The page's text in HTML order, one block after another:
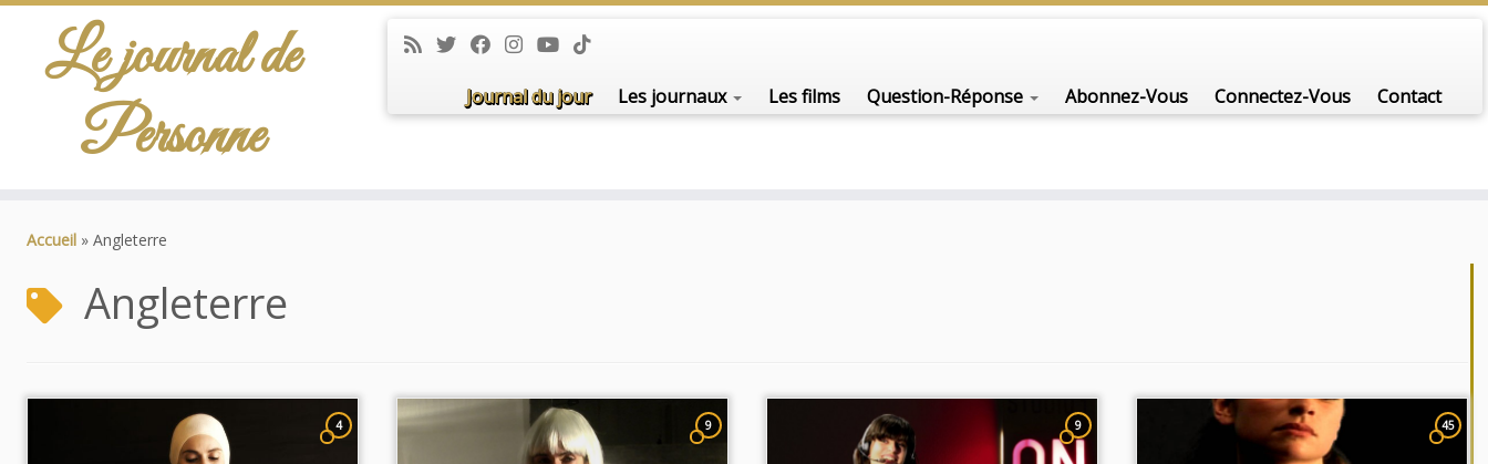
Le journal de
Personne
Journal du jour Les journaux Les films Question-Réponse Abonnez-Vous Connectez-Vous Contact
Accueil » Angleterre
Angleterre
4 9 9 45